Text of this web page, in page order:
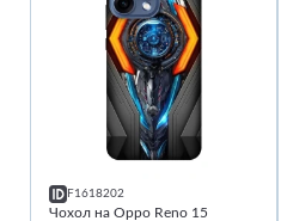
F1618202
Чохол на Oppo Reno 15